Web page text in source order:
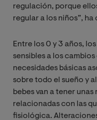
regulación, porque
regular a los niños”,
Entre los 0 y 3 años,
sensibles a los
necesidades básicas
sobre todo el sueño y
bebes van a tener
relacionadas con las
fisiológica.